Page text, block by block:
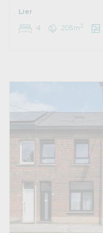
Lier
4
205m2